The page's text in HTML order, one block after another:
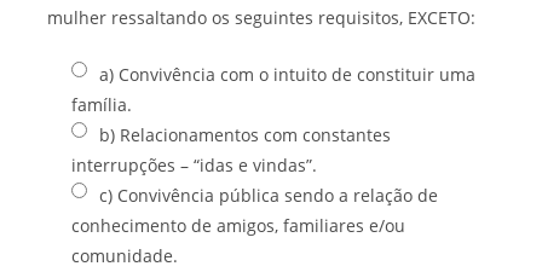
mulher ressaltando os seguintes requisitos, EXCETO:
a) Convivência com o intuito de constituir uma
família.
b) Relacionamentos com constantes
interrupções – “idas e vindas”.
c) Convivência pública sendo a relação de
conhecimento de amigos, familiares e/ou
comunidade.